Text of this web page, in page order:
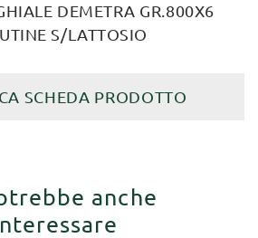
DEMETRA GR.800X6
S/LATTOSIO
SCHEDA PRODOTTO
anche